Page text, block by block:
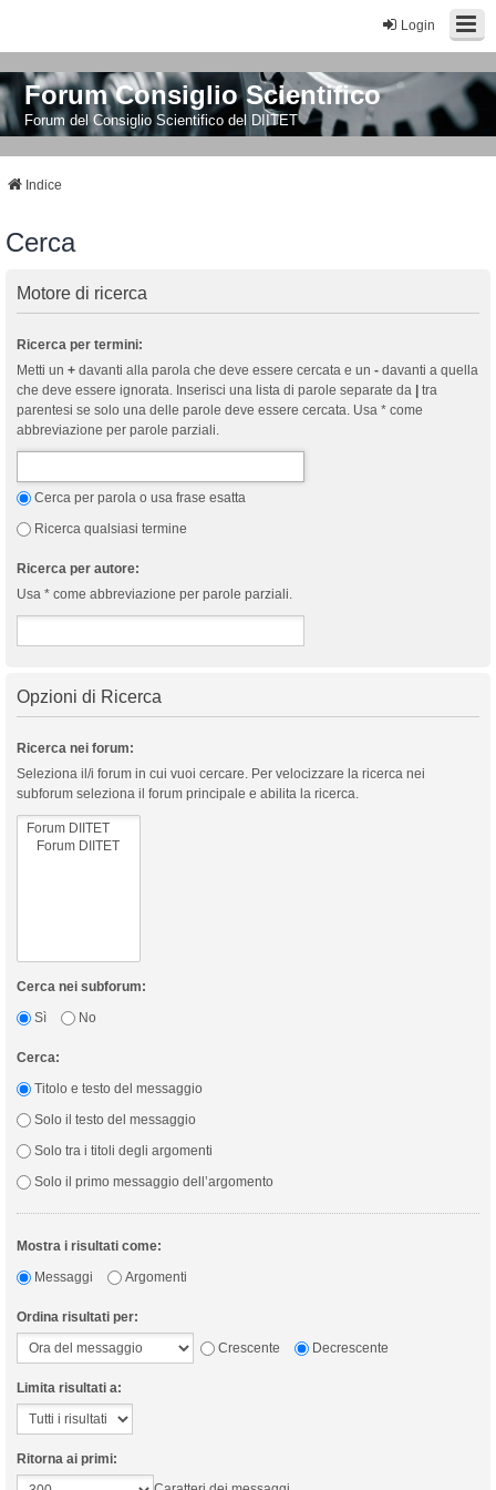
Login
Forum Consiglio Scientifico
Forum del Consiglio Scientifico del DIITET
Indice
Cerca
Motore di ricerca
Ricerca per termini:
Metti un + davanti alla parola che deve essere cercata e un - davanti a quella
che deve essere ignorata. Inserisci una lista di parole separate da
tra
parentesi se solo una delle parole deve essere cercata. Usa * come
abbreviazione per parole parziali.
Cerca per parola o usa frase esatta
Ricerca qualsiasi termine
Ricerca per autore:
Usa * come abbreviazione per parole parziali.
Opzioni di Ricerca
Ricerca nei forum:
Seleziona il/i forum in cui vuoi cercare. Per velocizzare la ricerca nei
subforum seleziona il forum principale e abilita la ricerca.
Cerca nei subforum:
Sì
No
Cerca:
Titolo e testo del messaggio
Solo il testo del messaggio
Solo tra i titoli degli argomenti
Solo il primo messaggio dell’argomento
Mostra i risultati come:
Messaggi
Argomenti
Ordina risultati per:
Crescente
Decrescente
Limita risultati a:
Ritorna ai primi: